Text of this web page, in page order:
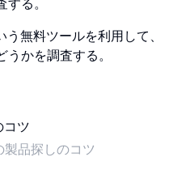
る。
無料ツールを利用して、
かを調査する。
品探しのコツ